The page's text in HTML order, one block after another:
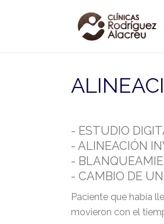
- ESTUDIO
- ALINEACIÓN
-
- CAMBIO DE
Paciente que había
movieron con el